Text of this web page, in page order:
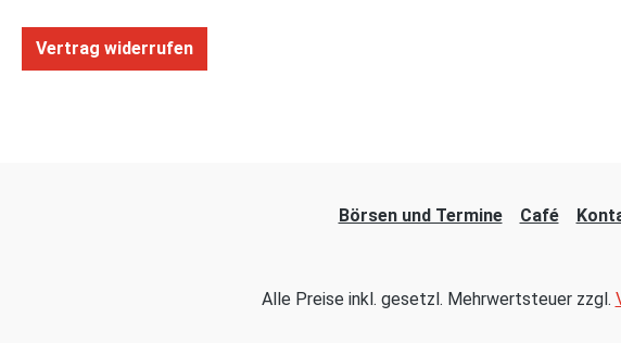
Vertrag widerrufen
Börsen und Termine Café
Alle Preise inkl. gesetzl. Mehrwertsteuer zzgl.